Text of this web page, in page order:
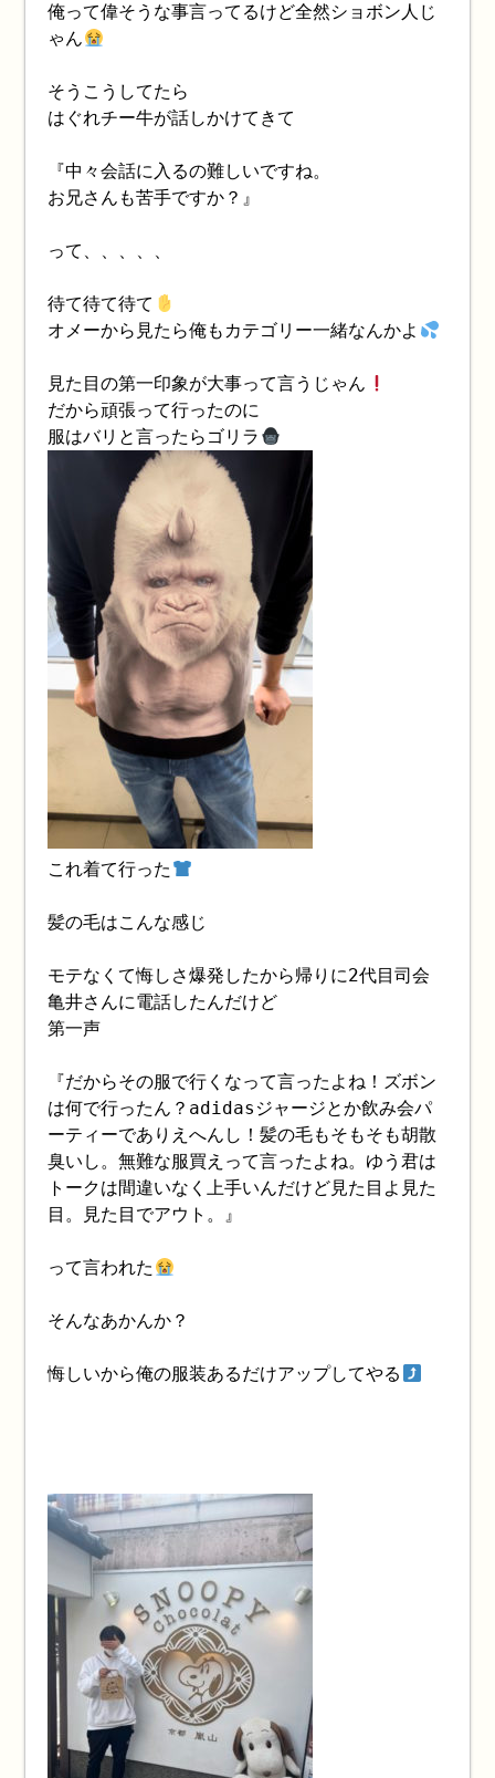
俺って偉そうな事言ってるけど全然ショボン人じ
ゃん
そうこうしてたら
はぐれチー牛が話しかけてきて
『中々会話に入るの難しいですね。
お兄さんも苦手ですか？』
って、、、、、
待て待て待て
オメーから見たら俺もカテゴリー一緒なんかよ
見た目の第一印象が大事って言うじゃん
だから頑張って行ったのに
服はバリと言ったらゴリラ
これ着て行った
髪の毛はこんな感じ
モテなくて悔しさ爆発したから帰りに2代目司会
亀井さんに電話したんだけど
第一声
『だからその服で行くなって言ったよね！ズボン
は何で行ったん？adidasジャージとか飲み会パ
ーティーでありえへんし！髪の毛もそもそも胡散
臭いし。無難な服買えって言ったよね。ゆう君は
トークは間違いなく上手いんだけど見た目よ見た
目。見た目でアウト。』
って言われた
そんなあかんか？
悔しいから俺の服装あるだけアップしてやる